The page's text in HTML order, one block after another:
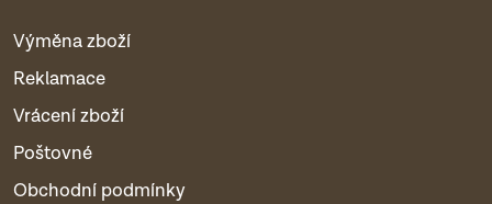
Výměna zboží
Reklamace
Vrácení zboží
Poštovné
Obchodní podmínky